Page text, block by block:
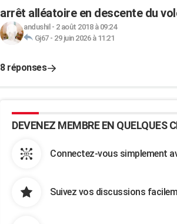
arrêt alléatoire en descente du
andushil - 2 août 2018 à 09:24
Gj67- 29 juin 2026 à 11:21
8 réponses
DEVENEZ MEMBRE EN QUELQUES
Connectez-vous simplement
Suivez vos discussions